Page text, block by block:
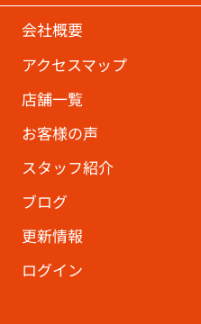
会社概要
アクセスマップ
店舗一覧
お客様の声
スタッフ紹介
ブログ
更新情報
ログイン